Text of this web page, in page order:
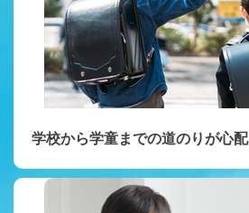
学校から学童までの道のりが心配